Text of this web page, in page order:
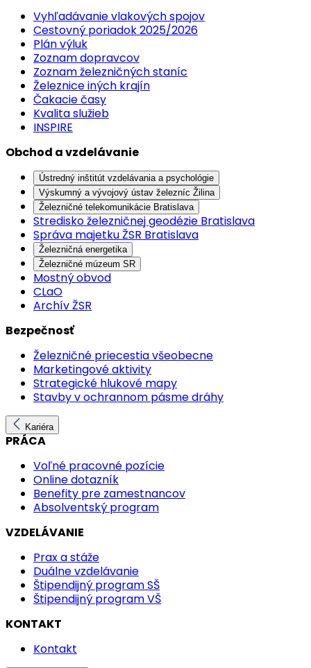
Vyhľadávanie vlakových spojov
Cestovný poriadok 2025/2026
Plán výluk
Zoznam dopravcov
Zoznam železničných staníc
Železnice iných krajín
Čakacie časy
Kvalita služieb
INSPIRE
Obchod a vzdelávanie
Ústredný inštitút vzdelávania a psychológie
Výskumný a vývojový ústav železníc Žilina
Železničné telekomunikácie Bratislava
Stredisko železničnej geodézie Bratislava
Správa majetku ŽSR Bratislava
Železničná energetika
Železničné múzeum SR
Mostný obvod
CLaO
Archív ŽSR
Bezpečnosť
Železničné priecestia všeobecne
Marketingové aktivity
Strategické hlukové mapy
Stavby v ochrannom pásme dráhy
Kariéra
PRÁCA
Voľné pracovné pozície
Online dotazník
Benefity pre zamestnancov
Absolventský program
VZDELÁVANIE
Prax a stáže
Duálne vzdelávanie
Štipendijný program SŠ
Štipendijný program VŠ
KONTAKT
Kontakt